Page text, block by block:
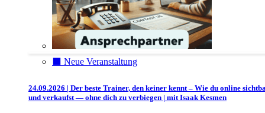
⬛️ Neue Veranstaltung
24.09.2026 | Der beste Trainer, den keiner kennt – Wie du online
und verkaufst — ohne dich zu verbiegen | mit Isaak Kesmen